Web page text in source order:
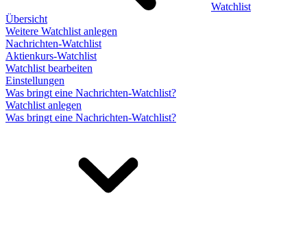
Watchlist
Übersicht
Weitere Watchlist anlegen
Nachrichten-Watchlist
Aktienkurs-Watchlist
Watchlist bearbeiten
Einstellungen
Was bringt eine Nachrichten-Watchlist?
Watchlist anlegen
Was bringt eine Nachrichten-Watchlist?